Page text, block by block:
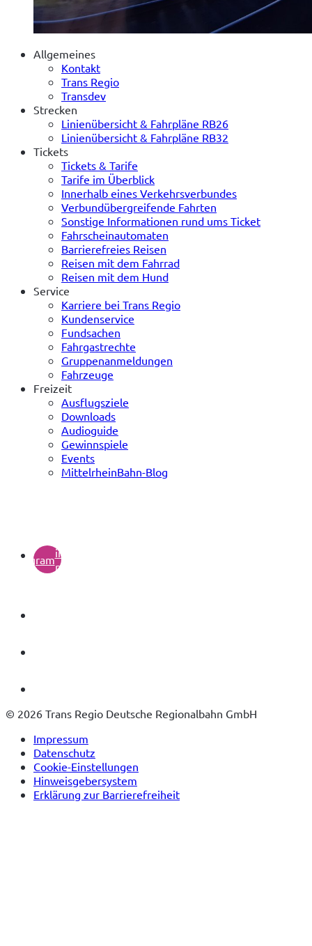
Allgemeines
Kontakt
Trans Regio
Transdev
Strecken
Linienübersicht & Fahrpläne RB26
Linienübersicht & Fahrpläne RB32
Tickets
Tickets & Tarife
Tarife im Überblick
Innerhalb eines Verkehrsverbundes
Verbundübergreifende Fahrten
Sonstige Informationen rund ums Ticket
Fahrscheinautomaten
Barrierefreies Reisen
Reisen mit dem Fahrrad
Reisen mit dem Hund
Service
Karriere bei Trans Regio
Kundenservice
Fundsachen
Fahrgastrechte
Gruppenanmeldungen
Fahrzeuge
Freizeit
Ausflugsziele
Downloads
Audioguide
Gewinnspiele
Events
MittelrheinBahn-Blog
instagramin
neuem
© 2026 Trans Regio Deutsche Regionalbahn GmbH
Impressum
Datenschutz
Cookie-Einstellungen
Hinweisgebersystem
Erklärung zur Barrierefreiheit